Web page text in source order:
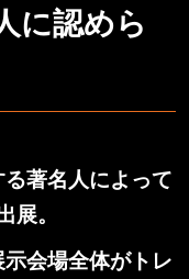
に認めら
著名人によって
展。
会場全体がトレ